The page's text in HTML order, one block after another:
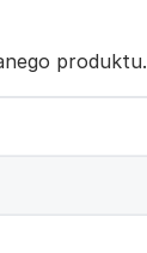
produktu.